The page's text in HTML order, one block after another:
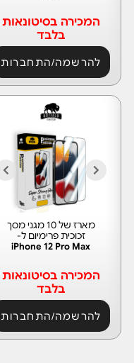
המכירה בסיטונאות
בלבד
להרשמה/התחברות
מארז של 10 מגני מסך
זכוכית פרימיום ל-
iPhone 12 Pro Max
המכירה בסיטונאות
בלבד
להרשמה/התחברות